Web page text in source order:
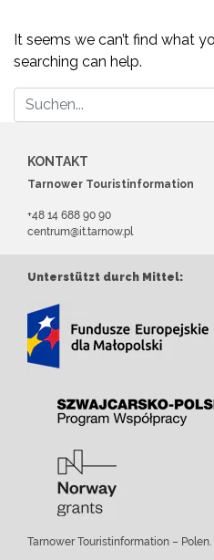
It seems we can’t find what
searching can help.
KONTAKT
Tarnower Touristinformation
+48 14 688 90 90
centrum@it.tarnow.pl
Unterstützt durch Mittel:
Tarnower Touristinformation – Polen.